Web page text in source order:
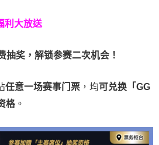
利大放送
奖，解锁参赛二次机会！
任意一场赛事门票 ，均可兑换「GG
格 。